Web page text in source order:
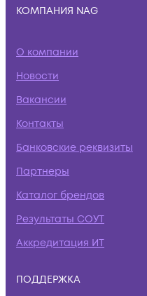
КОМПАНИЯ NAG
О компании
Новости
Вакансии
Контакты
Банковские реквизиты
Партнеры
Каталог брендов
Результаты СОУТ
Аккредитация ИТ
ПОДДЕРЖКА